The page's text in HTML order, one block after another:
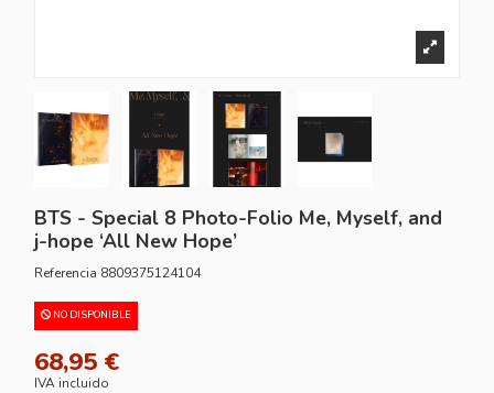
BTS - Special 8 Photo-Folio Me, Myself, and
j-hope ‘All New Hope’
Referencia 8809375124104
NO DISPONIBLE
68,95 €
IVA incluido